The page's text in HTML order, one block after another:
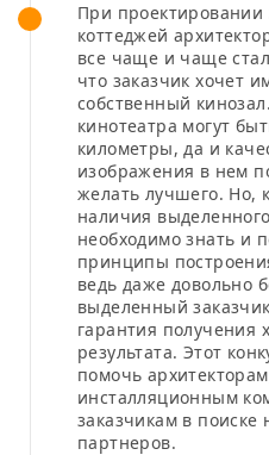
При проектировании
коттеджей
все чаще и чаще
что заказчик хочет
собственный
кинотеатра могут
километры, да и
изображения в нем
желать лучшего. Но,
наличия
необходимо знать и
принципы
ведь даже довольно
выделенный
гарантия получения
результата. Этот
помочь
инсталляционным
заказчикам в поиске
партнеров.